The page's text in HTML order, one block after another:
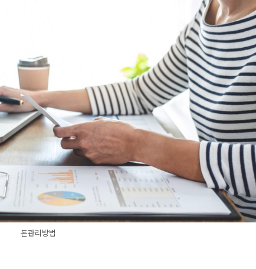
돈관리방법